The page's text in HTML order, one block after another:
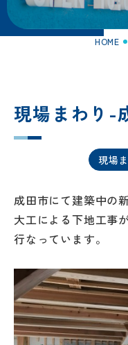
HOME
現場まわり
現場
成田市にて建築中の
大工による下地工事
行なっています。